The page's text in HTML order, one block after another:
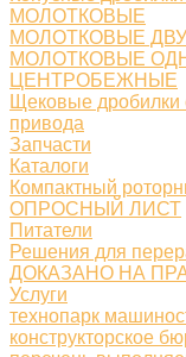
МОЛОТКОВЫЕ
МОЛОТКОВЫЕ
МОЛОТКОВЫЕ
ЦЕНТРОБЕЖНЫЕ
Щековые
привода
Запчасти
Каталоги
Компактный
ОПРОСНЫЙ ЛИСТ
Питатели
Решения для
ДОКАЗАНО НА
Услуги
технопарк
конструкторское